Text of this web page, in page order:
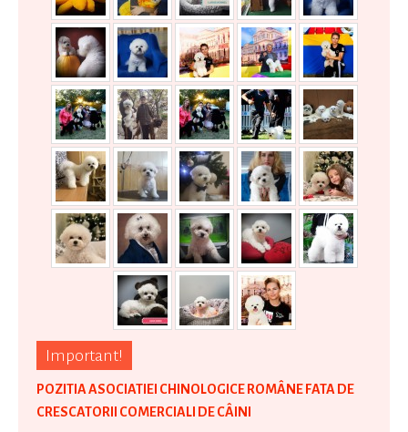
Important!
POZITIA ASOCIATIEI CHINOLOGICE ROMÂNE FATA DE
CRESCATORII COMERCIALI DE CÂINI